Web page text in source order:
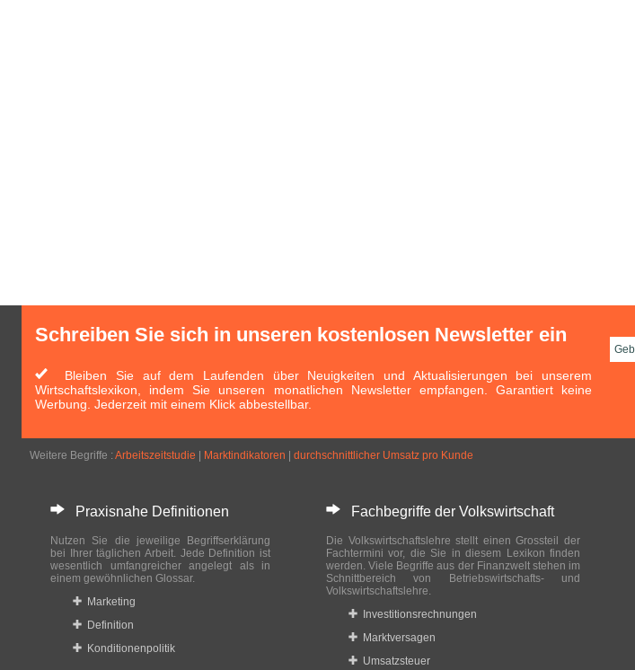
Schreiben Sie sich in unseren kostenlosen Newsletter ein
Bleiben Sie auf dem Laufenden über Neuigkeiten und Aktualisierungen bei unserem
Wirtschaftslexikon, indem Sie unseren monatlichen Newsletter empfangen. Garantiert keine
Werbung. Jederzeit mit einem Klick abbestellbar.
Weitere Begriffe : Arbeitszeitstudie Marktindikatoren durchschnittlicher Umsatz pro Kunde
Praxisnahe Definitionen
Nutzen Sie die jeweilige Begriffserklärung
bei Ihrer täglichen Arbeit. Jede Definition ist
wesentlich umfangreicher angelegt als in
einem gewöhnlichen Glossar.
Marketing
Definition
Konditionenpolitik
Fachbegriffe der Volkswirtschaft
Die Volkswirtschaftslehre stellt einen Grossteil der
Fachtermini vor, die Sie in diesem Lexikon finden
werden. Viele Begriffe aus der Finanzwelt stehen im
Schnittbereich von Betriebswirtschafts- und
Volkswirtschaftslehre.
Investitionsrechnungen
Marktversagen
Umsatzsteuer